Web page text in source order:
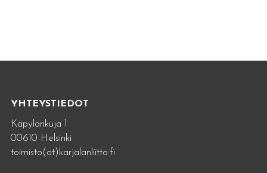
YHTEYSTIEDOT
Käpylänkuja 1
00610 Helsinki
toimisto(at)karjalanliitto.fi